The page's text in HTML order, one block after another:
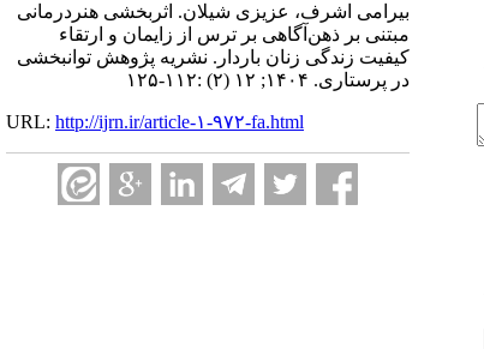
بیرامی اشرف، عزیزی شیلان. اثربخشی هنر‌درمانی
مبتنی بر ذهن‌آگاهی بر ترس از زایمان و ارتقاء
کیفیت زندگی زنان باردار. نشریه پژوهش توانبخشی
در پرستاری. ۱۴۰۴; ۱۲ (۲) :۱۱۲-۱۲۵
URL: http://ijrn.ir/article-۱-۹۷۲-fa.html